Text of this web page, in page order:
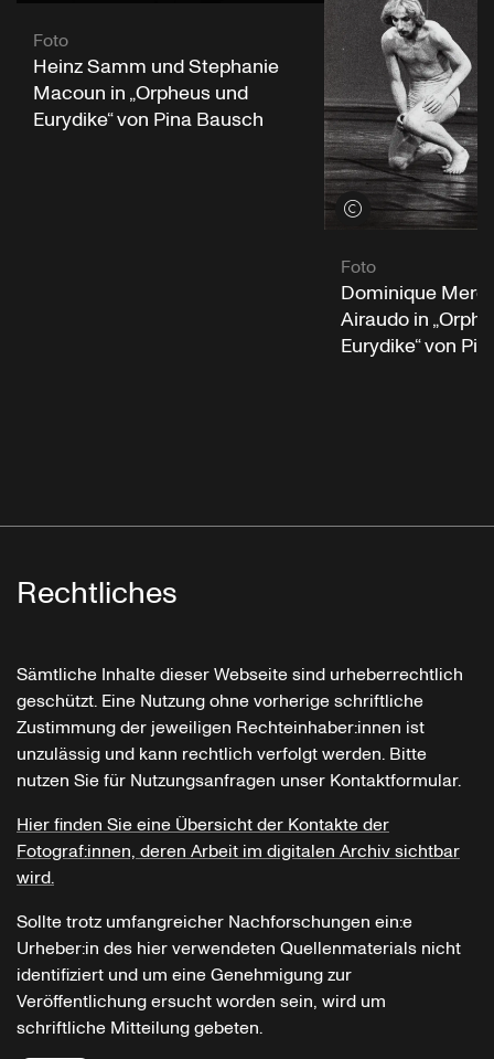
Foto
Heinz Samm und Stephanie
Macoun in „Orpheus und
Eurydike“ von Pina Bausch
Credits öffnen
Foto
Dominique
Airaudo in
Eurydike“ von
Rechtliches
Sämtliche Inhalte dieser Webseite sind urheberrechtlich
geschützt. Eine Nutzung ohne vorherige schriftliche
Zustimmung der jeweiligen Rechteinhaber:innen ist
unzulässig und kann rechtlich verfolgt werden. Bitte
nutzen Sie für Nutzungsanfragen unser Kontaktformular.
Hier finden Sie eine Übersicht der Kontakte der
Fotograf:innen, deren Arbeit im digitalen Archiv sichtbar
wird.
Sollte trotz umfangreicher Nachforschungen ein:e
Urheber:in des hier verwendeten Quellenmaterials nicht
identifiziert und um eine Genehmigung zur
Veröffentlichung ersucht worden sein, wird um
schriftliche Mitteilung gebeten.